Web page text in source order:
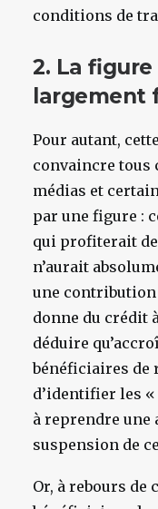
conditions de
2. La figure
largement
Pour autant,
convaincre tous
médias et
par une figure :
qui profiterait
n’aurait
une contribution
donne du crédit
déduire
bénéficiaires de
d’identifier les
à reprendre une
suspension de
Or, à rebours